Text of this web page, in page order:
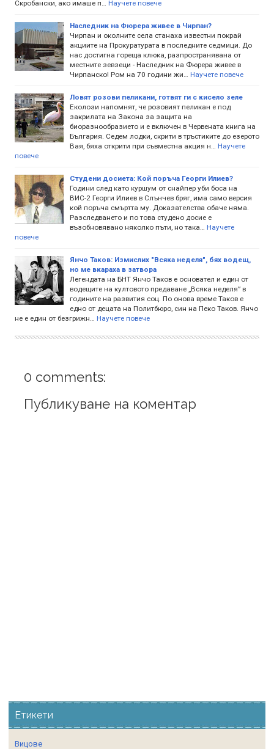
Скробански, ако имаше п… Научете повече
Наследник на Фюрера живее в Чирпан?
Чирпан и околните села станаха известни покрай
акциите на Прокуратурата в последните седмици. До
нас достигна гореща клюка, разпространявана от
местните зевзеци - Наследник на Фюрера живее в
Чирпанско! Ром на 70 години жи…
Научете повече
Ловят розови пеликани, готвят ги с кисело зеле
Еколози напомнят, че розовият пеликан е под
закрилата на Закона за защита на
биоразнообразието и е включен в Червената книга на
България. Седем лодки, скрити в тръстиките до езерото
Вая, бяха открити при съвместна акция н…
Научете
повече
Студени досиета: Кой поръча Георги Илиев?
Години след като куршум от снайпер уби боса на
ВИС-2 Георги Илиев в Слънчев бряг, има само версия
кой поръча смъртта му. Доказателства обаче няма.
Разследването и по това студено досие е
възобновявано няколко пъти, но така…
Научете
повече
Янчо Таков: Измислих "Всяка неделя", бях водещ,
но ме вкараха в затвора
Легендата на БНТ Янчо Таков е основател и един от
водещите на култовото предаване „Всяка неделя” в
годините на развития соц. По онова време Таков е
едно от децата на Политбюро, син на Пеко Таков. Янчо
не е един от безгрижн…
Научете повече
0 comments:
Публикуване на коментар
Етикети
Вицове